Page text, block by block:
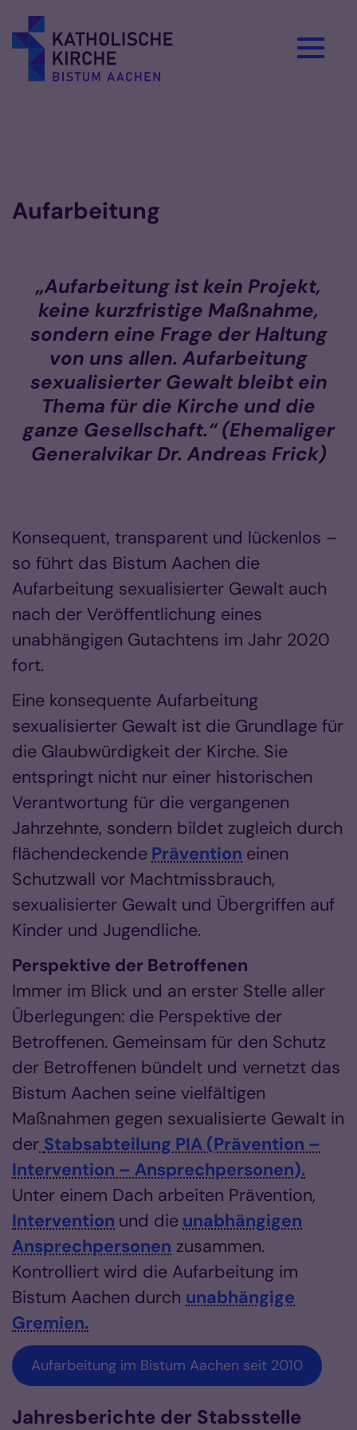
Aufarbeitung
„Aufarbeitung ist kein Projekt,
keine kurzfristige Maßnahme,
sondern eine Frage der Haltung
von uns allen. Aufarbeitung
sexualisierter Gewalt bleibt ein
Thema für die Kirche und die
ganze Gesellschaft.“ (Ehemaliger
Generalvikar Dr. Andreas Frick)
Konsequent, transparent und lückenlos –
so führt das Bistum Aachen die
Aufarbeitung sexualisierter Gewalt auch
nach der Veröffentlichung eines
unabhängigen Gutachtens im Jahr 2020
fort.
Eine konsequente Aufarbeitung
sexualisierter Gewalt ist die Grundlage für
die Glaubwürdigkeit der Kirche. Sie
entspringt nicht nur einer historischen
Verantwortung für die vergangenen
Jahrzehnte, sondern bildet zugleich durch
flächendeckende Prävention einen
Schutzwall vor Machtmissbrauch,
sexualisierter Gewalt und Übergriffen auf
Kinder und Jugendliche.
Perspektive der Betroffenen
Immer im Blick und an erster Stelle aller
Überlegungen: die Perspektive der
Betroffenen. Gemeinsam für den Schutz
der Betroffenen bündelt und vernetzt das
Bistum Aachen seine vielfältigen
Maßnahmen gegen sexualisierte Gewalt in
der Stabsabteilung PIA (Prävention –
Intervention – Ansprechpersonen).
Unter einem Dach arbeiten Prävention,
Intervention und die unabhängigen
Ansprechpersonen zusammen.
Kontrolliert wird die Aufarbeitung im
Bistum Aachen durch unabhängige
Gremien.
Aufarbeitung im Bistum Aachen seit 2010
Jahresberichte der Stabsstelle